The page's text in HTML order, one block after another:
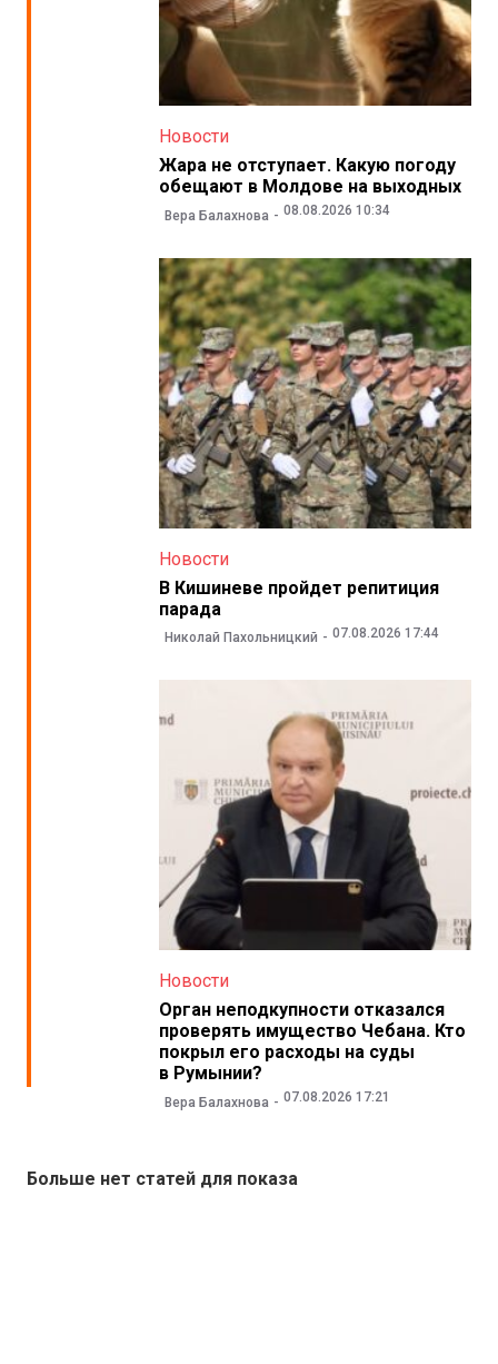
Новости
Жара не отступает. Какую погоду
обещают в Молдове на выходных
Вера Балахнова 08.08.2026 10:34
Новости
В Кишиневе пройдет репитиция
парада
Николай Пахольницкий 07.08.2026 17:44
Новости
Орган неподкупности отказался
проверять имущество Чебана. Кто
покрыл его расходы на суды
в Румынии?
Вера Балахнова 07.08.2026 17:21
Больше нет статей для показа